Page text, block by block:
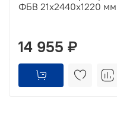
ФБВ 21х2440х1220 мм
14 955 ₽